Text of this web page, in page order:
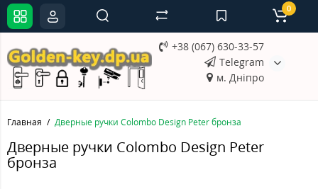
+38 (067) 630-33-57
Telegram
м. Дніпро
0
Главная Дверные ручки Colombo Design Peter бронза
Дверные ручки Colombo Design Peter
бронза